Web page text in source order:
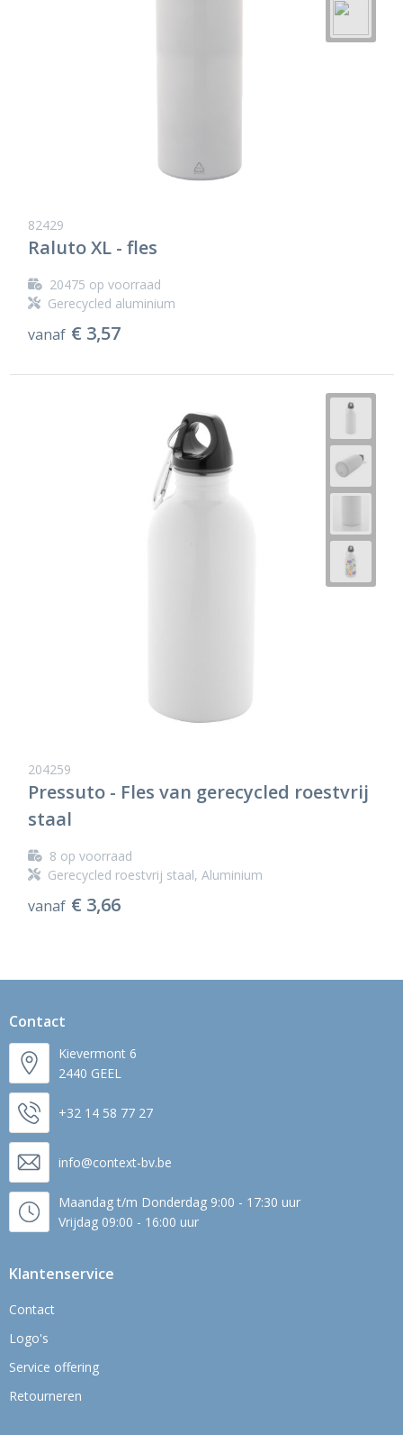
82429
Raluto XL - fles
20475 op voorraad
Gerecycled aluminium
vanaf € 3,57
204259
Pressuto - Fles van gerecycled roestvrij
staal
8 op voorraad
Gerecycled roestvrij staal, Aluminium
vanaf € 3,66
Contact
Kievermont 6
2440 GEEL
+32 14 58 77 27
info@context-bv.be
Maandag t/m Donderdag 9:00 - 17:30 uur
Vrijdag 09:00 - 16:00 uur
Klantenservice
Contact
Logo's
Service offering
Retourneren